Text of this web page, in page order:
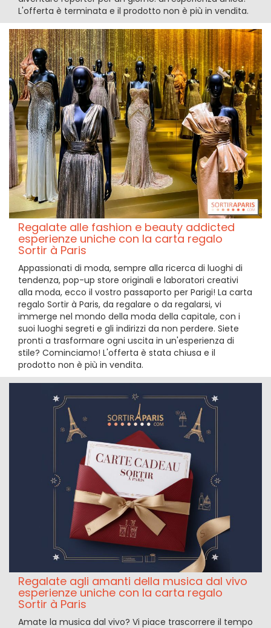
L'offerta è terminata e il prodotto non è più in vendita.
Regalate alle fashion e beauty addicted
esperienze uniche con la carta regalo
Sortir à Paris
Appassionati di moda, sempre alla ricerca di luoghi di
tendenza, pop-up store originali e laboratori creativi
alla moda, ecco il vostro passaporto per Parigi! La carta
regalo Sortir à Paris, da regalare o da regalarsi, vi
immerge nel mondo della moda della capitale, con i
suoi luoghi segreti e gli indirizzi da non perdere. Siete
pronti a trasformare ogni uscita in un'esperienza di
stile? Cominciamo! L'offerta è stata chiusa e il
prodotto non è più in vendita.
Regalate agli amanti della musica dal vivo
esperienze uniche con la carta regalo
Sortir à Paris
Amate la musica dal vivo? Vi piace trascorrere il tempo